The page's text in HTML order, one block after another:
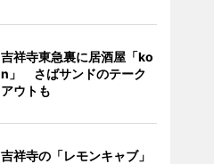
吉祥寺東急裏に居酒屋「ko
n」 さばサンドのテーク
アウトも
吉祥寺の「レモンキャブ」